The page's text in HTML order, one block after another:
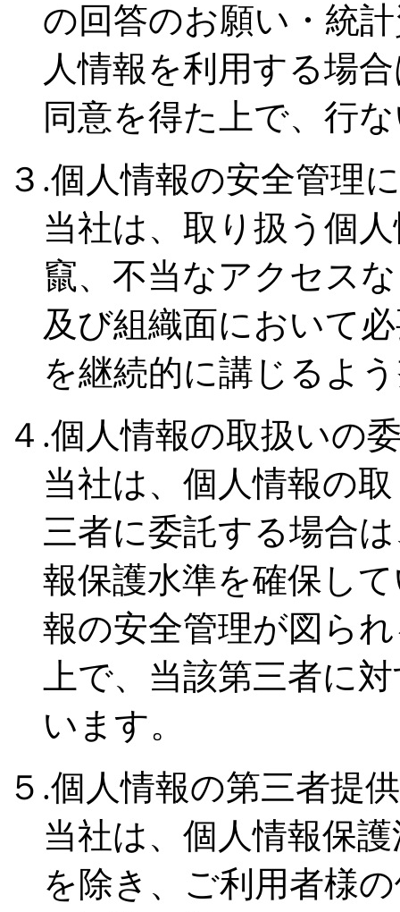
の回答のお願い ・統
人情報を利用する場
同意を得た上で、行
３.個人情報の安全管理
当社は、取り扱う個
竄、不当なアクセス
及び組織面において
を継続的に講じるよ
４.個人情報の取扱いの
当社は、個人情報の
三者に委託する場合
報保護水準を確保し
報の安全管理が図ら
上で、当該第三者に
います。
５.個人情報の第三者提
当社は、個人情報保
を除き、ご利用者様